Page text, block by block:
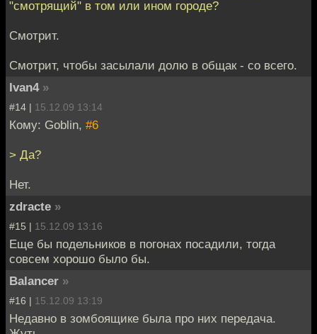
"смотрящий" в том или ином городе?
Смотрит.
Смотрит, чтобы засылали долю в общак - со всего.
Ivan4 »
#14 | 15.12.09 13:14
Кому: Goblin, #6
> Да?
Нет.
zdracte »
#15 | 15.12.09 13:16
Еще бы подельников в погонах посадили, тогда
совсем хорошо было бы.
Balancer »
#16 | 15.12.09 13:19
Недавно в зомбоящике была про них передача.